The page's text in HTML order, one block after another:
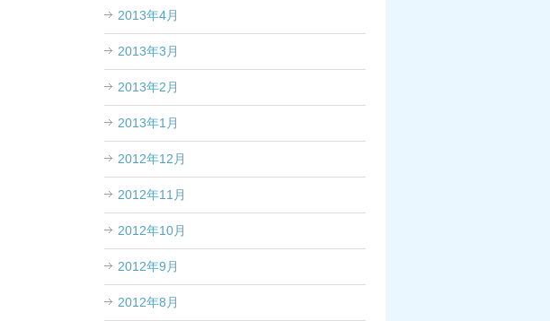
2013年4月
2013年3月
2013年2月
2013年1月
2012年12月
2012年11月
2012年10月
2012年9月
2012年8月